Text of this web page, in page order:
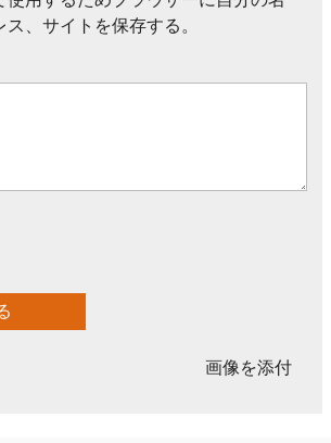
、サイトを保存する。
画像を添付